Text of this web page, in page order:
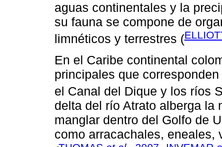
aguas continentales y la
su fauna se compone de
limnéticos y terrestres (
En el Caribe continental
principales que
el Canal del Dique y los ríos
delta del río Atrato alberga la
manglar dentro del Golfo de
como arracachales, eneales,